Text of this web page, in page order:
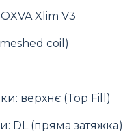
OXVA Xlim V3
coil)
верхнє (Top Fill)
DL (пряма затяжка)